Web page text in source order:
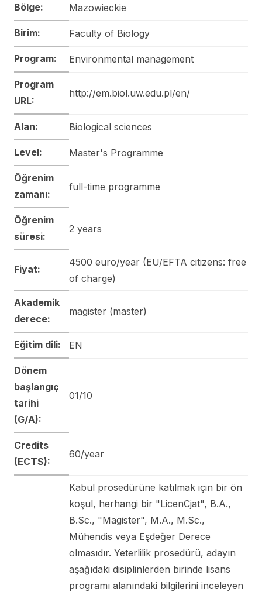
Bölge: Mazowieckie
Birim: Faculty of Biology
Program: Environmental management
Program
URL:
http://em.biol.uw.edu.pl/en/
Alan: Biological sciences
Level: Master's Programme
Öğrenim
zamanı:
full-time programme
Öğrenim
süresi:
2 years
Fiyat:
4500 euro/year (EU/EFTA citizens: free
of charge)
Akademik
derece:
magister (master)
Eğitim dili: EN
Dönem
başlangıç
tarihi
(G/A):
01/10
Credits
(ECTS):
60/year
Kabul prosedürüne katılmak için bir ön
koşul, herhangi bir "LicenCjat", B.A.,
B.Sc., "Magister", M.A., M.Sc.,
Mühendis veya Eşdeğer Derece
olmasıdır. Yeterlilik prosedürü, adayın
aşağıdaki disiplinlerden birinde lisans
programı alanındaki bilgilerini inceleyen